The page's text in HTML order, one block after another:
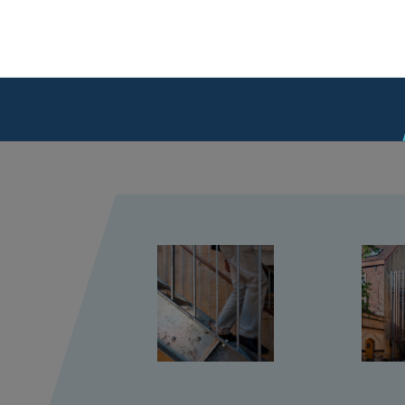
poutres en bois comme revêtement mural et un parapet en